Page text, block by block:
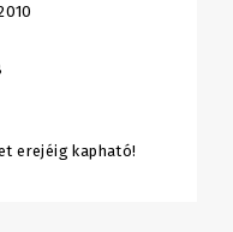
erejéig kapható!